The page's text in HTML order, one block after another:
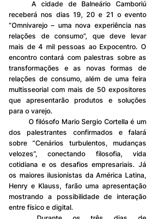
A cidade de Balneário Camboriú
receberá nos dias 19, 20 e 21 o evento
“Omnivarejo – uma nova experiência nas
relações de consumo”, que deve levar
mais de 4 mil pessoas ao Expocentro. O
encontro contará com palestras sobre as
transformações e as novas formas de
relações de consumo, além de uma feira
multisseorial com mais de 50 expositores
que apresentarão produtos e soluções
para o varejo.
O filósofo Mario Sergio Cortella é um
dos palestrantes confirmados e falará
sobre “Cenários turbulentos, mudanças
velozes”, conectando filosofia, vida
cotidiana e os desafios empresariais. Já
os maiores ilusionistas da América Latina,
Henry e Klauss, farão uma apresentação
mostrando a possibilidade de interação
entre físico e digital.